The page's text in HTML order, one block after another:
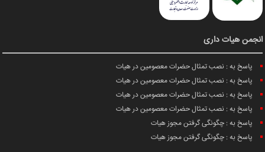
انجمن هیات داری
پاسخ به : نصب تمثال حضرات معصومین در هیات
پاسخ به : نصب تمثال حضرات معصومین در هیات
پاسخ به : نصب تمثال حضرات معصومین در هیات
پاسخ به : نصب تمثال حضرات معصومین در هیات
پاسخ به : چگونگی گرفتن مجوز هیات
پاسخ به : چگونگی گرفتن مجوز هیات